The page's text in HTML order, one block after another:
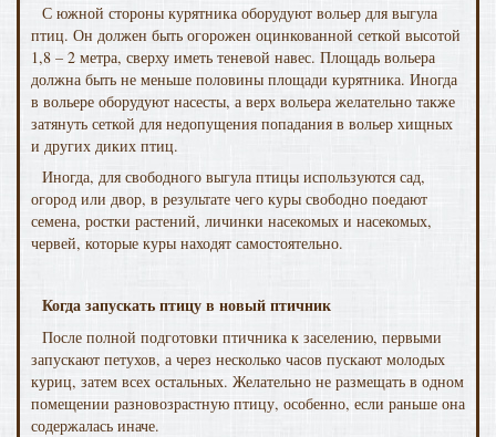
С южной стороны курятника оборудуют вольер для выгула
птиц. Он должен быть огорожен оцинкованной сеткой высотой
1,8 – 2 метра, сверху иметь теневой навес. Площадь вольера
должна быть не меньше половины площади курятника. Иногда
в вольере оборудуют насесты, а верх вольера желательно также
затянуть сеткой для недопущения попадания в вольер хищных
и других диких птиц.
Иногда, для свободного выгула птицы используются сад,
огород или двор, в результате чего куры свободно поедают
семена, ростки растений, личинки насекомых и насекомых,
червей, которые куры находят самостоятельно.
Когда запускать птицу в новый птичник
После полной подготовки птичника к заселению, первыми
запускают петухов, а через несколько часов пускают молодых
куриц, затем всех остальных. Желательно не размещать в одном
помещении разновозрастную птицу, особенно, если раньше она
содержалась иначе.